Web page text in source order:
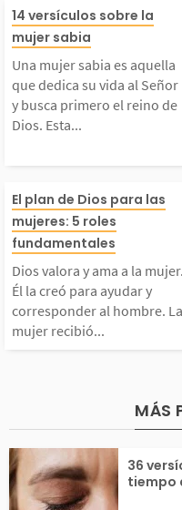
Una
vuelve a
y
la...
mujer
que
al Señor y
el
Esta
trae más
se refleja
14 versículos sobre la
mujer sabia
Una mujer sabia es aquella
que dedica su vida al Señor
y busca primero el reino de
Dios. Esta...
valora
mujer. Él
ayudar y
al
la
que el
dominar
El plan de Dios para las
mujeres: 5 roles
fundamentales
Dios valora y ama a la mujer.
Él la creó para ayudar y
corresponder al hombre. La
mujer recibió...
MÁS
36
tiempo